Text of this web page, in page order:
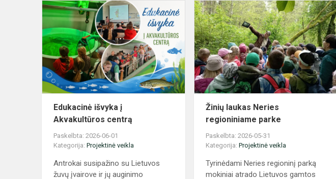
Edukacinė
išvyka
Akvakultūros
centrą
Edukacinė išvyka į
Akvakultūros centrą
Paskelbta: 2026-06-01
Kategorija: Projektinė veikla
Antrokai susipažino su Lietuvos
žuvų įvairove ir jų auginimo
Žinių laukas Neries
regioniniame parke
Paskelbta: 2026-05-31
Kategorija:Projektinė veikla
Tyrinėdami Neries regioninį parką
mokiniai atrado Lietuvos gamtos